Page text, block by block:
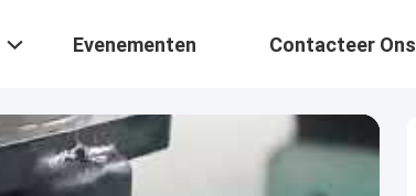
Evenementen Contacteer Ons